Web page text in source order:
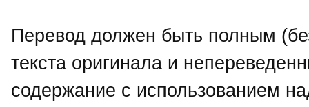
Перевод должен быть полным
текста оригинала и
содержание с использованием